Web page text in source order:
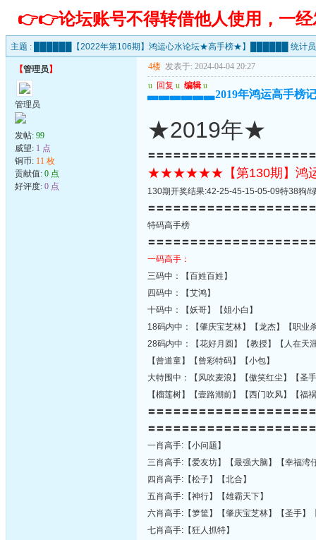
👉👉论坛账号不得转借他人使用，一
主题 : ██████【2022年第106期】鸿运心水论坛★高手榜★】██████ 统计员
【管理员 】
管理员
发帖: 99
威望: 1 点
铜币: 11 枚
贡献值: 0 点
好评度: 0 点
4楼 发表于: 2024-04-04 20:27
u 回复 u 编辑 u
▃▃▃▃▃▃2019年鸿运高手榜记
★2019年★
〓〓〓〓〓〓〓〓〓〓〓〓〓〓〓〓〓〓〓
★★★★★★【第130期】鸿
130期开奖结果:42-25-45-15-05-09特38狗/
〓〓〓〓〓〓〓〓〓〓〓〓〓〓〓〓〓〓〓
特码高手榜
〓〓〓〓〓〓〓〓〓〓〓〓〓〓〓〓〓〓〓
一码高手：
三码中：【百姓百姓】
四码中：【艾鸿】
十码中：【妖哥】【姐小白】
18码内中：【肇庆宝芝林】【龙杰】【职业
28码内中：【花好月圆】【教授】【人在天
【曾道童】【曾彩特码】【小包】
大特围中：【风吹麦浪】【傲笑红尘】【圣
【榴莲树】【壹路潮前】【西门吹风】【福
〓〓〓〓〓〓〓〓〓〓〓〓〓〓〓〓〓〓〓
〓〓〓〓〓〓〓〓〓〓〓〓〓〓〓〓〓〓〓
一肖高手:【小问题】
三肖高手:【爱友坊】【最强大脑】【幸福湾
四肖高手:【松子】【北合】
五肖高手:【神行】【雄霸天下】
六肖高手:【箩筐】【肇庆宝芝林】【圣手】
七肖高手:【狂人抓特】